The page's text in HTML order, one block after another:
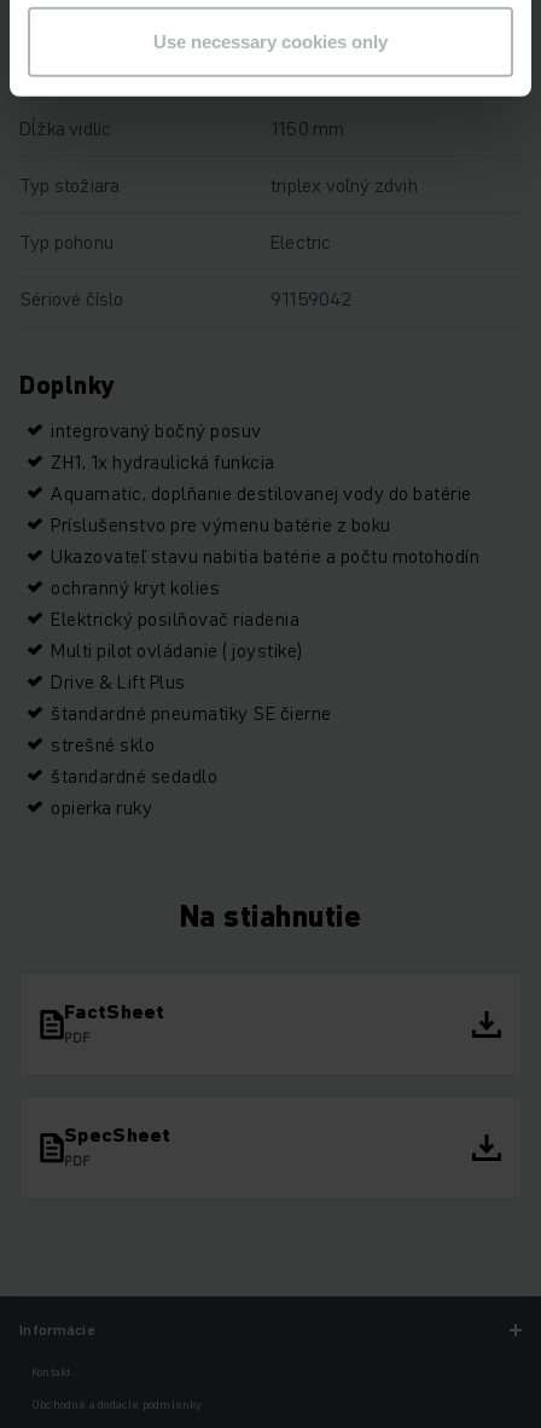
Use necessary cookies only
Prevádzkové hodiny 4348 h
Výška 3100 mm
Dĺžka vidlíc 1150 mm
Typ stožiara triplex voľný zdvih
Typ pohonu Electric
Sériové číslo 91159042
Doplnky
integrovaný bočný posuv
ZH1, 1x hydraulická funkcia
Aquamatic, doplňanie destilovanej vody do batérie
Príslušenstvo pre výmenu batérie z boku
Ukazovateľ stavu nabitia batérie a počtu motohodín
ochranný kryt kolies
Elektrický posilňovač riadenia
Multi pilot ovládanie ( joystike)
Drive & Lift Plus
štandardné pneumatiky SE čierne
strešné sklo
štandardné sedadlo
opierka ruky
Na stiahnutie
FactSheet
PDF
SpecSheet
PDF
Informácie
Kontakt
Obchodné a dodacie podmienky